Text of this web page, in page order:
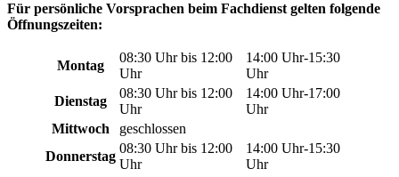
Für persönliche Vorsprachen beim Fachdienst gelten folgende
Öffnungszeiten:
Montag
08:30 Uhr bis 12:00
Uhr
14:00 Uhr-15:30
Uhr
Dienstag
08:30 Uhr bis 12:00
Uhr
14:00 Uhr-17:00
Uhr
Mittwoch
geschlossen
Donnerstag
08:30 Uhr bis 12:00
Uhr
14:00 Uhr-15:30
Uhr